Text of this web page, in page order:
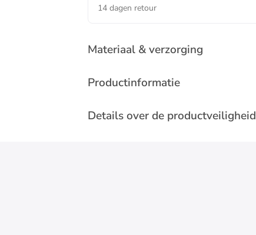
14 dagen retour
Materiaal & verzorging
Productinformatie
Details over de productveiligheid